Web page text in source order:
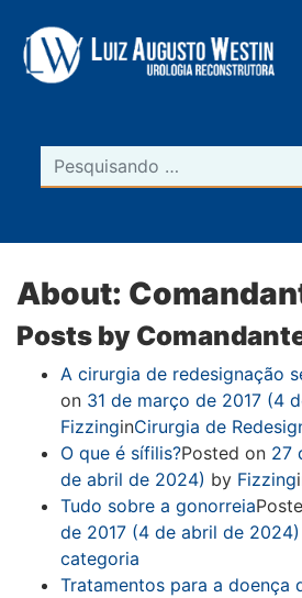
Pesquisar
About:
Posts by
A cirurgia de redesignação
on 31 de março de 2017 (4
FizzinginCirurgia de
O que é sífilis?Posted on 27
de abril de 2024) by Fizzing
Tudo sobre a gonorreia
de 2017 (4 de abril de 2024)
categoria
Tratamentos para a doença